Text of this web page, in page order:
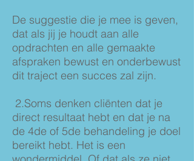
De suggestie die je mee is geven,
dat als jij je houdt aan alle
opdrachten en alle gemaakte
afspraken bewust en onderbewust
dit traject een succes zal zijn.
2.Soms denken cliënten dat je
direct resultaat hebt en dat je na
de 4de of 5de behandeling je doel
bereikt hebt. Het is een